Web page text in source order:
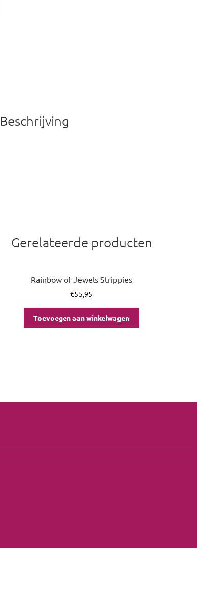
Beschrijving
Gerelateerde producten
Rainbow of Jewels Strippies
€55,95
Toevoegen aan winkelwagen